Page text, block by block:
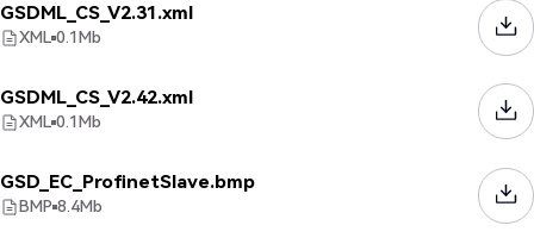
GSDML_CS_V2.31.xml
XML 0.1Mb
GSDML_CS_V2.42.xml
XML 0.1Mb
GSD_EC_ProfinetSlave.bmp
BMP 8.4Mb